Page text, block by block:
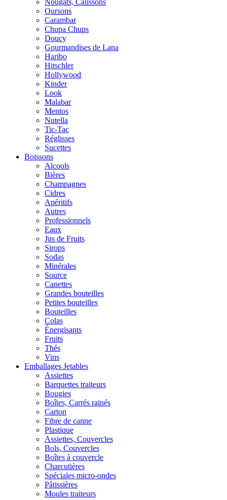
Nougats, Calissons
Oursons
Carambar
Chupa Chups
Doucy
Gourmandises de Lana
Haribo
Hitschler
Hollywood
Kinder
Look
Malabar
Mentos
Nutella
Tic-Tac
Réglisses
Sucettes
Boissons
Alcools
Bières
Champagnes
Cidres
Apéritifs
Autres
Professionnels
Eaux
Jus de Fruits
Sirops
Sodas
Minérales
Source
Canettes
Grandes bouteilles
Petites bouteilles
Bouteilles
Colas
Énergisants
Fruits
Thés
Vins
Emballages Jetables
Assiettes
Barquettes traiteurs
Bougies
Boîtes, Carrés rainés
Carton
Fibre de canne
Plastique
Assiettes, Couvercles
Bols, Couvercles
Boîtes à couvercle
Charcutières
Spéciales micro-ondes
Pâtissières
Moules traiteurs